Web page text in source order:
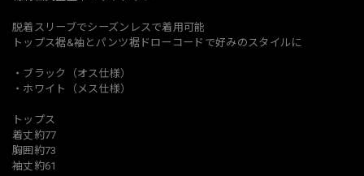
脱着スリーブでシーズンレスで着用可能
トップス裾&袖とパンツ裾ドローコードで好みのスタイルに
・ブラック（オス仕様）
・ホワイト（メス仕様）
トップス
着丈約77
胸囲約73
袖丈約61